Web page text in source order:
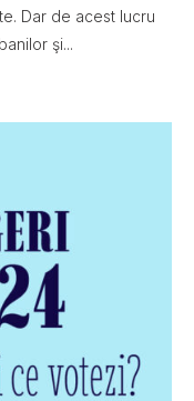
Dar de acest lucru
şi...